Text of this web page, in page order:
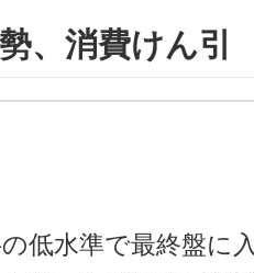
、消費けん引
低水準で最終盤に